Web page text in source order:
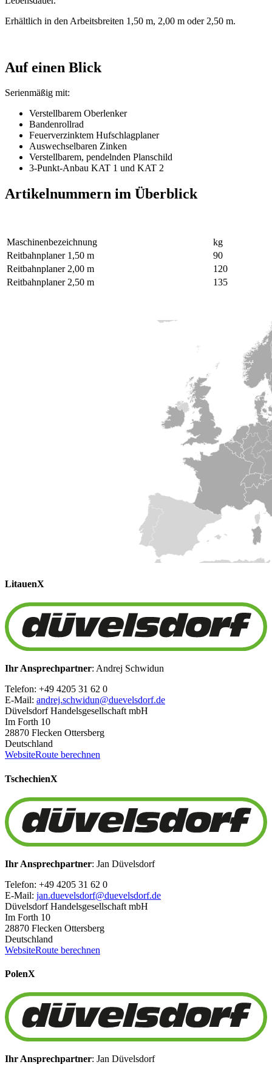
Erhältlich in den Arbeitsbreiten 1,50 m, 2,00 m oder 2,50 m.
Auf einen Blick
Serienmäßig mit:
Verstellbarem Oberlenker
Bandenrollrad
Feuerverzinktem Hufschlagplaner
Auswechselbaren Zinken
Verstellbarem, pendelnden Planschild
3-Punkt-Anbau KAT 1 und KAT 2
Artikelnummern im Überblick
Maschinen­bezeichnung
kg
Reitbahnplaner 1,50 m
90
Reitbahnplaner 2,00 m
120
Reitbahnplaner 2,50 m
135
LitauenX
Ihr Ansprechpartner: Andrej Schwidun
Telefon: +49 4205 31 62 0
E-Mail: andrej.schwidun@duevelsdorf.de
Düvelsdorf Handelsgesellschaft mbH
Im Forth 10
28870 Flecken Ottersberg
Deutschland
WebsiteRoute berechnen
TschechienX
Ihr Ansprechpartner: Jan Düvelsdorf
Telefon: +49 4205 31 62 0
E-Mail: jan.duevelsdorf@duevelsdorf.de
Düvelsdorf Handelsgesellschaft mbH
Im Forth 10
28870 Flecken Ottersberg
Deutschland
WebsiteRoute berechnen
PolenX
Ihr Ansprechpartner: Jan Düvelsdorf